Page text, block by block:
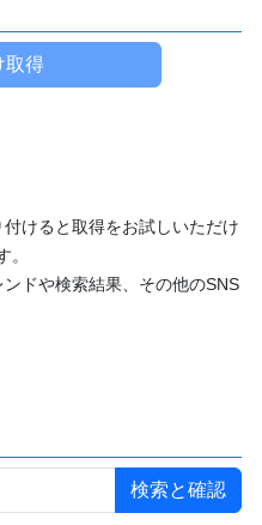
けると取得をお試しいただけ
ドや検索結果、その他のSNS